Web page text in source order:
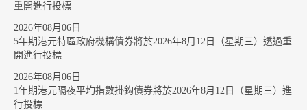
重開進行投標
2026年08月06日
5年期港元特區政府機構債券將於2026年8月12日（星期三）透過重
開進行投標
2026年08月06日
1年期港元隔夜平均指數掛鈎債券將於2026年8月12日（星期三）進
行投標